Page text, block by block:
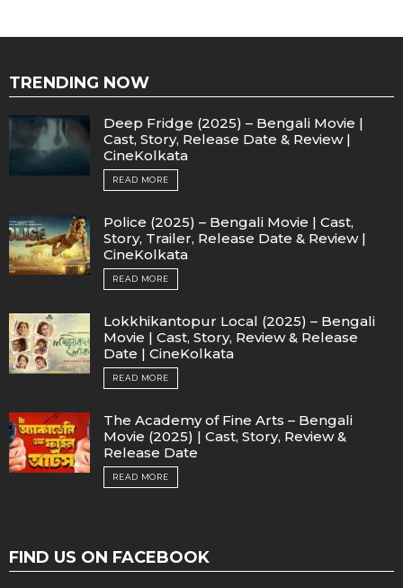
TRENDING NOW
Deep Fridge (2025) – Bengali Movie |
Cast, Story, Release Date & Review |
CineKolkata
READ MORE
Police (2025) – Bengali Movie | Cast,
Story, Trailer, Release Date & Review |
CineKolkata
READ MORE
Lokkhikantopur Local (2025) – Bengali
Movie | Cast, Story, Review & Release
Date | CineKolkata
READ MORE
The Academy of Fine Arts – Bengali
Movie (2025) | Cast, Story, Review &
Release Date
READ MORE
FIND US ON FACEBOOK